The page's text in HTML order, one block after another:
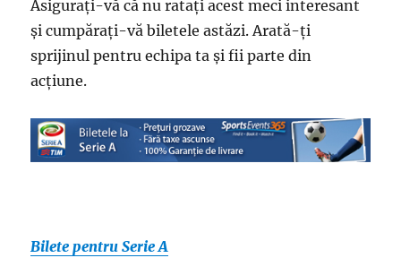
Asigurați-vă că nu ratați acest meci interesant
și cumpărați-vă biletele astăzi. Arată-ți
sprijinul pentru echipa ta și fii parte din
acțiune.
Bilete pentru Serie A